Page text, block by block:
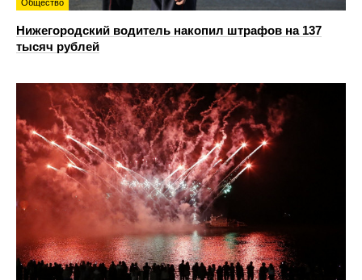
Общество
Нижегородский водитель накопил штрафов на 137
тысяч рублей